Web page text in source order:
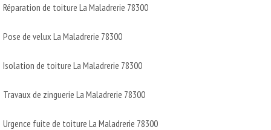
Réparation de toiture La Maladrerie 78300
Pose de velux La Maladrerie 78300
Isolation de toiture La Maladrerie 78300
Travaux de zinguerie La Maladrerie 78300
Urgence fuite de toiture La Maladrerie 78300